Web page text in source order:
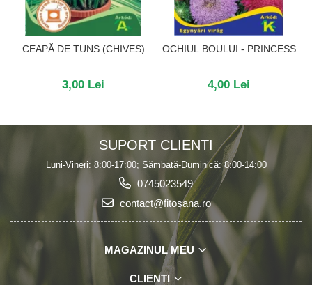
CEAPĂ DE TUNS (CHIVES)
3,00 Lei
OCHIUL BOULUI - PRINCESS
4,00 Lei
SUPORT CLIENTI
Luni-Vineri: 8:00-17:00; Sămbată-Duminică: 8:00-14:00
0745023549
contact@fitosana.ro
MAGAZINUL MEU
CLIENTI